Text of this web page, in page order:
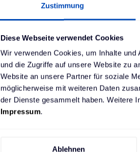
Zustimmung
Diese Webseite verwendet Cookies
Wir verwenden Cookies, um Inhalte
und die Zugriffe auf unsere Website zu
Website an unsere Partner für soziale
möglicherweise mit weiteren Daten
der Dienste gesammelt haben. Weitere
Impressum.
Ablehnen
Jean
Vice
ChargePilot®, das